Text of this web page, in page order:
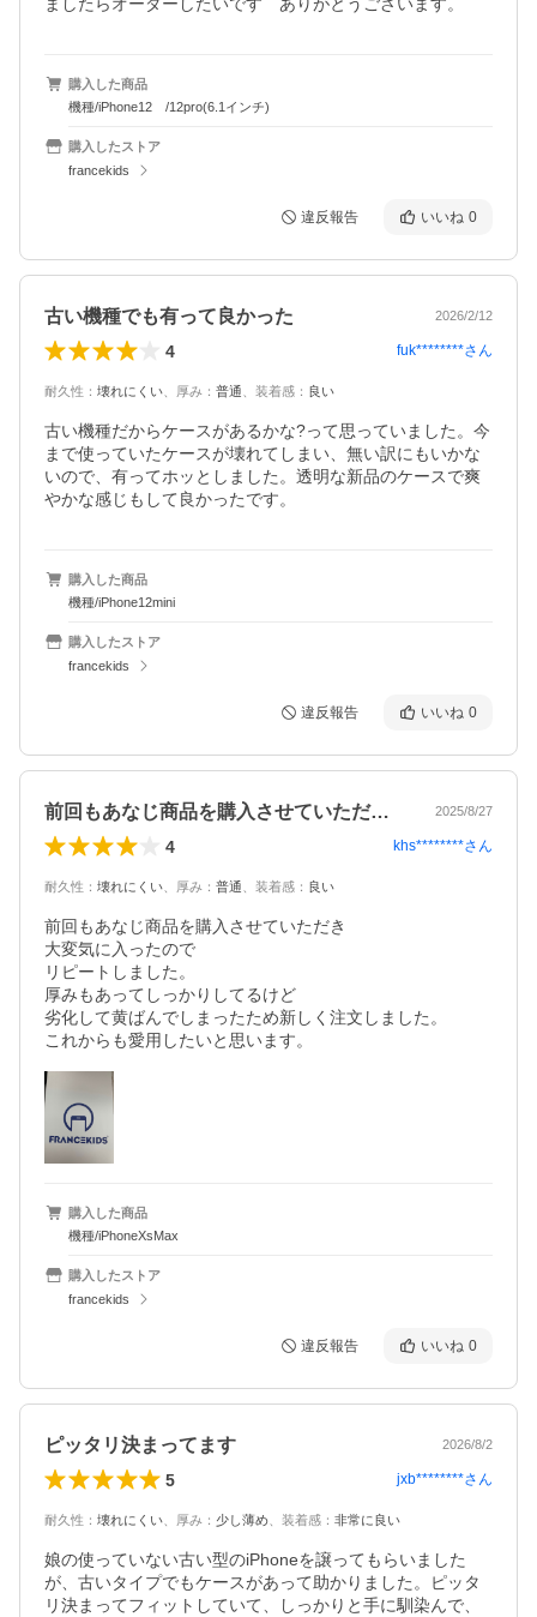
購入した商品
機種/iPhone12 /12pro(6.1インチ)
購入したストア
francekids
違反報告 いいね 0
古い機種でも有って良かった 2026/2/12
4 fuk********さん
耐久性 ： 壊れにくい 厚み ： 普通 装着感 ： 良い
古い機種だからケースがあるかな?って思っていました。今
まで使っていたケースが壊れてしまい、無い訳にもいかな
いので、有ってホッとしました。透明な新品のケースで爽
購入した商品
機種/iPhone12mini
購入したストア
francekids
違反報告 いいね 0
前回もあなじ商品を購入させていただき大… 2025/8/27
4 khs********さん
耐久性 ： 壊れにくい 厚み ： 普通 装着感 ： 良い
前回もあなじ商品を購入させていただき
大変気に入ったので
リピートしました。
厚みもあってしっかりしてるけど
劣化して黄ばんでしまったため新しく注文しました。
これからも愛用したいと思います。
購入した商品
機種/iPhoneXsMax
購入したストア
francekids
違反報告 いいね 0
ピッタリ決まってます 2026/8/2
5 jxb********さん
耐久性 ： 壊れにくい 厚み ： 少し薄め 装着感 ： 非常に良い
娘の使っていない古い型のiPhoneを譲ってもらいました
が、古いタイプでもケースがあって助かりました。ピッタ
リ決まってフィットしていて、しっかりと手に馴染んで、